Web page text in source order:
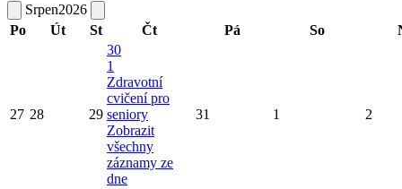
Srpen2026
Po
Út St Čt Pá So
27 28 29
30
1
Zdravotní
cvičení pro
seniory
Zobrazit
všechny
záznamy ze
dne
31 1 2